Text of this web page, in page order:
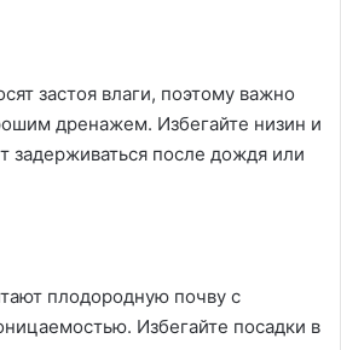
застоя влаги, поэтому важно
дренажем. Избегайте низин и
задерживаться после дождя или
плодородную почву с
Избегайте посадки в